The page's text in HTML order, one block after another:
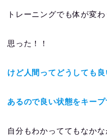
トレーニングでも体が変
思った！！
けど人間ってどうしても
あるので良い状態をキー
自分もわかっててもなか